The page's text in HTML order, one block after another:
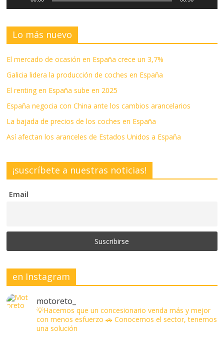
Lo más nuevo
El mercado de ocasión en España crece un 3,7%
Galicia lidera la producción de coches en España
El renting en España sube en 2025
España negocia con China ante los cambios arancelarios
La bajada de precios de los coches en España
Así afectan los aranceles de Estados Unidos a España
¡suscríbete a nuestras noticias!
Email
en Instagram
motoreto_
💡Hacemos que un concesionario venda más y mejor
con menos esfuerzo 🚗 Conocemos el sector, tenemos
una solución